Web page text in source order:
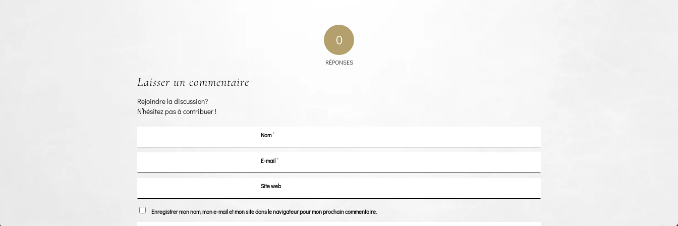
0
RÉPONSES
Laisser un commentaire
Rejoindre la discussion?
N’hésitez pas à contribuer !
Nom*
E-mail*
Site web
Enregistrer mon nom, mon e-mail et mon site dans le navigateur pour mon prochain commentaire.